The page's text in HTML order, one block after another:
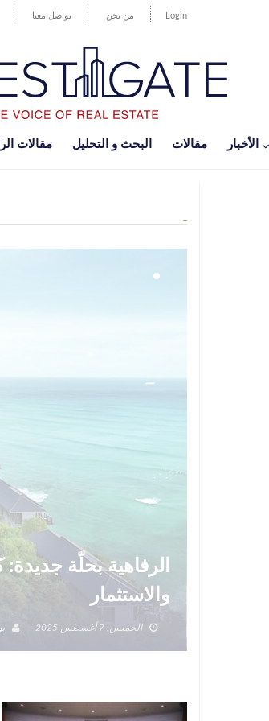
Login من نحن تواصل معنا
اﻷخبار مقالات البحث و التحليل مقالات
الرفاهية بحلّة
والاستثمار
الخميس, 7 أغسطس 2025